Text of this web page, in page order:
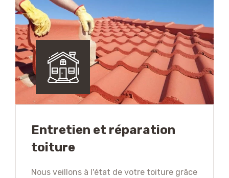
Entretien et réparation
toiture
Nous veillons à l'état de votre toiture grâce